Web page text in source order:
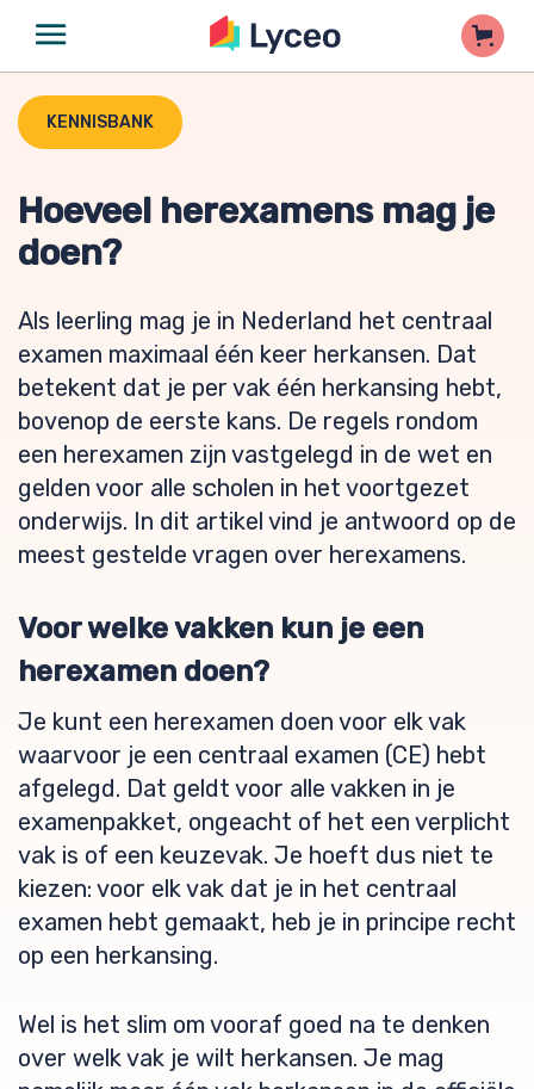
KENNISBANK
Hoeveel herexamens mag je
doen?
Als leerling mag je in Nederland het centraal
examen maximaal één keer herkansen. Dat
betekent dat je per vak één herkansing hebt,
bovenop de eerste kans. De regels rondom
een herexamen zijn vastgelegd in de wet en
gelden voor alle scholen in het voortgezet
onderwijs. In dit artikel vind je antwoord op de
meest gestelde vragen over herexamens.
Voor welke vakken kun je een
herexamen doen?
Je kunt een herexamen doen voor elk vak
waarvoor je een centraal examen (CE) hebt
afgelegd. Dat geldt voor alle vakken in je
examenpakket, ongeacht of het een verplicht
vak is of een keuzevak. Je hoeft dus niet te
kiezen: voor elk vak dat je in het centraal
examen hebt gemaakt, heb je in principe recht
op een herkansing.
Wel is het slim om vooraf goed na te denken
over welk vak je wilt herkansen. Je mag